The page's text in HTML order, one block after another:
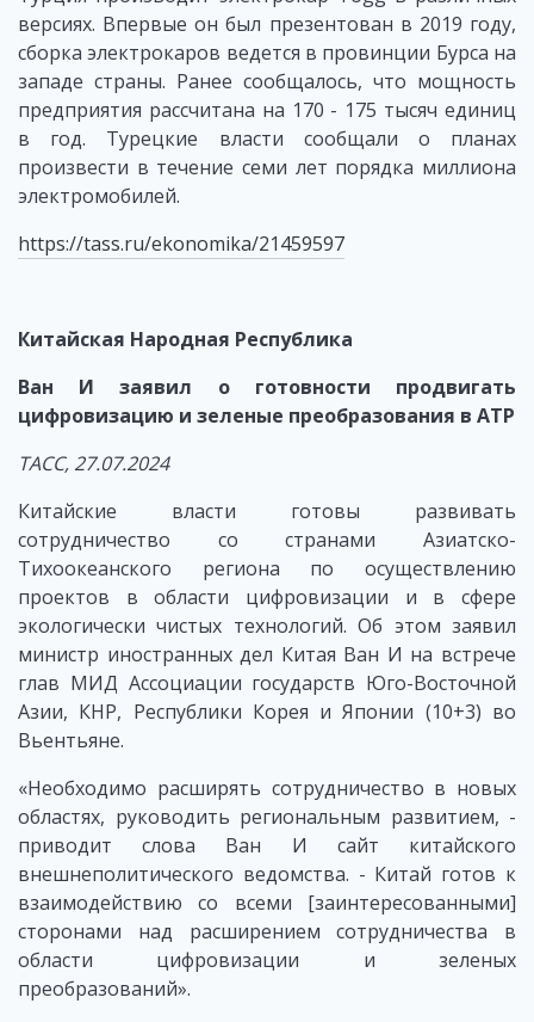
версиях. Впервые он был презентован в 2019 году,
сборка электрокаров ведется в провинции Бурса на
западе страны. Ранее сообщалось, что мощность
предприятия рассчитана на 170 - 175 тысяч единиц
в год. Турецкие власти сообщали о планах
произвести в течение семи лет порядка миллиона
электромобилей.
https://tass.ru/ekonomika/21459597
Китайская Народная Республика
Ван И заявил о готовности продвигать
цифровизацию и зеленые преобразования в АТР
ТАСС, 27.07.2024
Китайские власти готовы развивать
сотрудничество со странами Азиатско-
Тихоокеанского региона по осуществлению
проектов в области цифровизации и в сфере
экологически чистых технологий. Об этом заявил
министр иностранных дел Китая Ван И на встрече
глав МИД Ассоциации государств Юго-Восточной
Азии, КНР, Республики Корея и Японии (10+3) во
Вьентьяне.
«Необходимо расширять сотрудничество в новых
областях, руководить региональным развитием, -
приводит слова Ван И сайт китайского
внешнеполитического ведомства. - Китай готов к
взаимодействию со всеми [заинтересованными]
сторонами над расширением сотрудничества в
области цифровизации и зеленых
преобразований».